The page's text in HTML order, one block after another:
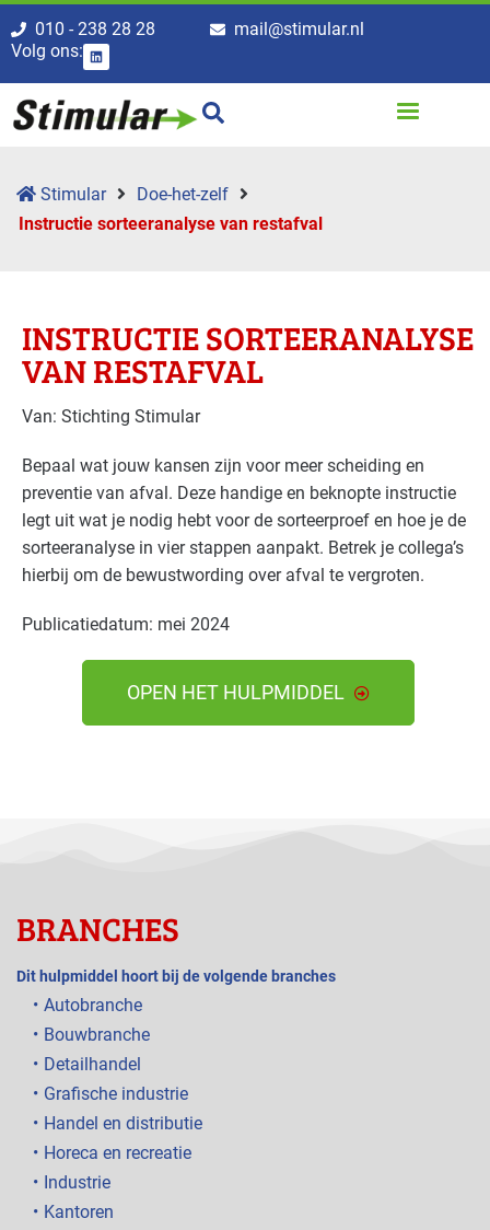
010 - 238 28 28
mail@stimular.nl
Volg ons:
Stimular
Doe-het-zelf
Instructie sorteeranalyse van restafval
INSTRUCTIE SORTEERANALYSE
VAN RESTAFVAL
Van: Stichting Stimular
Bepaal wat jouw kansen zijn voor meer scheiding en
preventie van afval. Deze handige en beknopte instructie
legt uit wat je nodig hebt voor de sorteerproef en hoe je de
sorteeranalyse in vier stappen aanpakt. Betrek je collega’s
hierbij om de bewustwording over afval te vergroten.
Publicatiedatum: mei 2024
OPEN HET HULPMIDDEL
BRANCHES
Dit hulpmiddel hoort bij de volgende branches
Autobranche
Bouwbranche
Detailhandel
Grafische industrie
Handel en distributie
Horeca en recreatie
Industrie
Kantoren